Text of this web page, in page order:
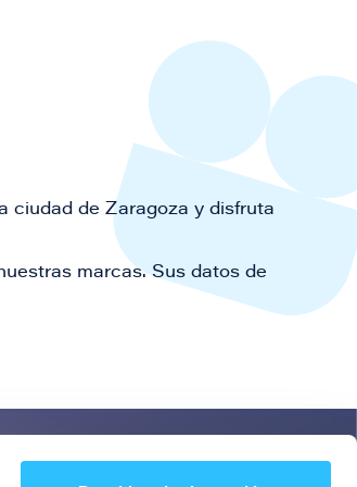
ciudad de Zaragoza y disfruta
marcas. Sus datos de